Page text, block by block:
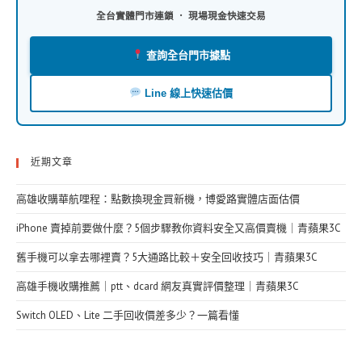
全台實體門市連鎖 ． 現場現金快速交易
查詢全台門市據點
Line 線上快速估價
近期文章
高雄收購華航哩程：點數換現金買新機，博愛路實體店面估價
iPhone 賣掉前要做什麼？5個步驟教你資料安全又高價賣機｜青蘋果3C
舊手機可以拿去哪裡賣？5大通路比較＋安全回收技巧｜青蘋果3C
高雄手機收購推薦｜ptt、dcard 網友真實評價整理｜青蘋果3C
Switch OLED、Lite 二手回收價差多少？一篇看懂